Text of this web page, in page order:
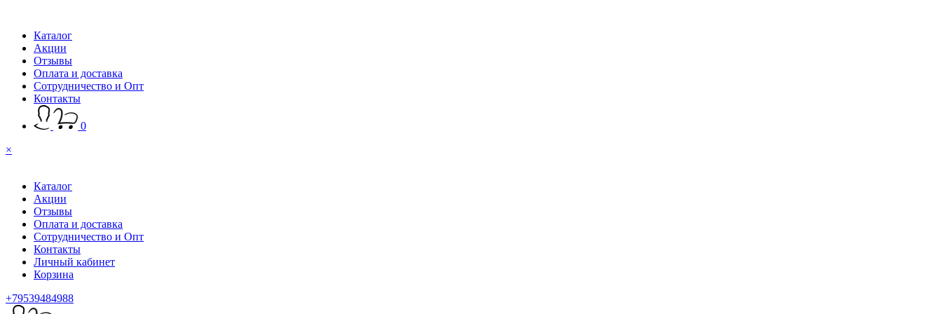
Каталог
Акции
Отзывы
Оплата и доставка
Сотрудничество и Опт
Контакты
0
×
Каталог
Акции
Отзывы
Оплата и доставка
Сотрудничество и Опт
Контакты
Личный кабинет
Корзина
+79539484988